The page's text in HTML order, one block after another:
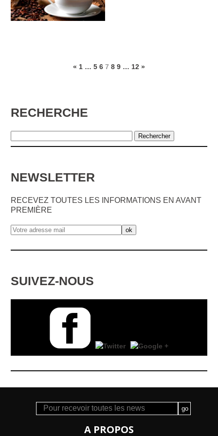
« 1 … 5 6 7 8 9 … 12 »
RECHERCHE
NEWSLETTER
RECEVEZ TOUTES LES INFORMATIONS EN AVANT
PREMIÈRE
SUIVEZ-NOUS
A PROPOS